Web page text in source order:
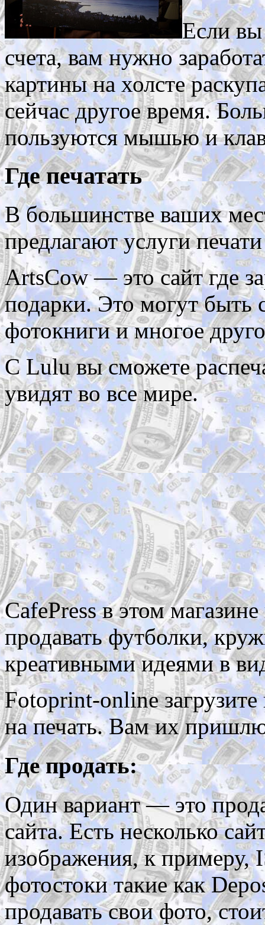
Если вы
счета, вам нужно
картины на холсте
сейчас другое время.
пользуются мышью и
Где печатать
В большинстве ваших
предлагают услуги
ArtsCow — это сайт где
подарки. Это могут
фотокниги и многое
С Lulu вы сможете
увидят во все мире.
CafePress в этом
продавать футболки,
креативными идеями в
Fotoprint-online
на печать. Вам их
Где продать:
Один вариант — это
сайта. Есть несколько
изображения, к примеру,
фотостоки такие как
продавать свои фото,